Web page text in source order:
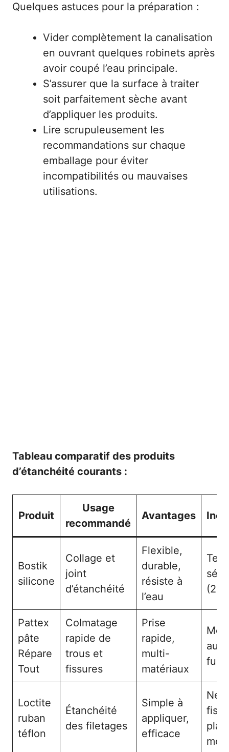
Quelques astuces pour la préparation :
Vider complètement la canalisation
en ouvrant quelques robinets après
avoir coupé l’eau principale.
S’assurer que la surface à traiter
soit parfaitement sèche avant
d’appliquer les produits.
Lire scrupuleusement les
recommandations sur chaque
emballage pour éviter
incompatibilités ou mauvaises
utilisations.
Tableau comparatif des produits
d’étanchéité courants :
Produit
Usage
recommandé
Avantages
Bostik
silicone
Collage et
joint
d’étanchéité
Flexible,
durable,
résiste à
l’eau
Pattex
pâte
Répare
Tout
Colmatage
rapide de
trous et
fissures
Prise
rapide,
multi-
matériaux
aux
Loctite
ruban
téflon
Étanchéité
des filetages
Simple à
appliquer,
efficace
Ne